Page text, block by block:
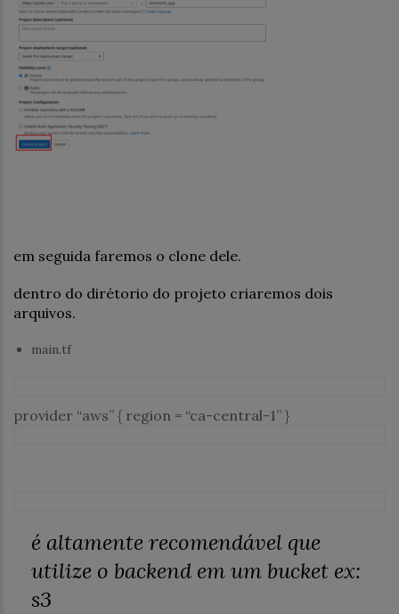
em seguida faremos o clone dele.
dentro do dirétorio do projeto criaremos dois
arquivos.
main.tf
provider “aws” { region = “ca-central-1” }
é altamente recomendável que
utilize o backend em um bucket ex:
s3